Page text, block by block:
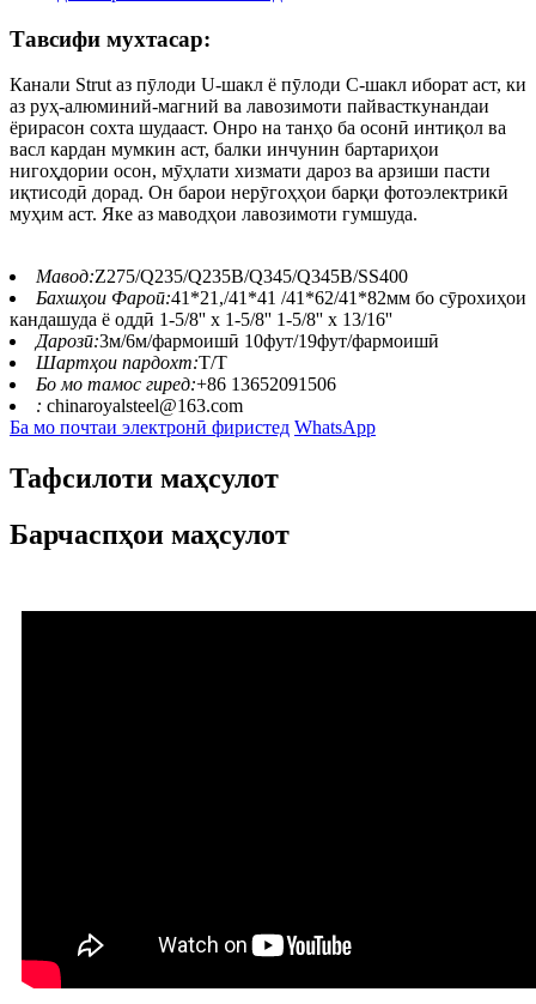
Тавсифи мухтасар:
Канали Strut аз пӯлоди U-шакл ё пӯлоди C-шакл иборат аст, ки
аз руҳ-алюминий-магний ва лавозимоти пайвасткунандаи
ёрирасон сохта шудааст. Онро на танҳо ба осонӣ интиқол ва
васл кардан мумкин аст, балки инчунин бартариҳои
нигоҳдории осон, мӯҳлати хизмати дароз ва арзиши пасти
иқтисодӣ дорад. Он барои нерӯгоҳҳои барқи фотоэлектрикӣ
муҳим аст. Яке аз маводҳои лавозимоти гумшуда.
Мавод:Z275/Q235/Q235B/Q345/Q345B/SS400
Бахшҳои Фароӣ:41*21,/41*41 /41*62/41*82мм бо сӯрохиҳои
кандашуда ё оддӣ 1-5/8'' x 1-5/8'' 1-5/8'' x 13/16''
Дарозӣ:3м/6м/фармоишӣ 10фут/19фут/фармоишӣ
Шартҳои пардохт:Т/Т
Бо мо тамос гиред:+86 13652091506
: chinaroyalsteel@163.com
Ба мо почтаи электронӣ фиристед WhatsApp
Тафсилоти маҳсулот
Барчаспҳои маҳсулот